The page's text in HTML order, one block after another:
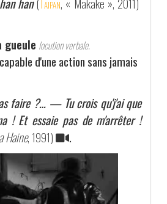
gueule locution verbale.
d'une action sans jamais
faire ?… — Tu crois qu'j'ai que
! Et essaie pas de m'arrêter !
Haine, 1991) .